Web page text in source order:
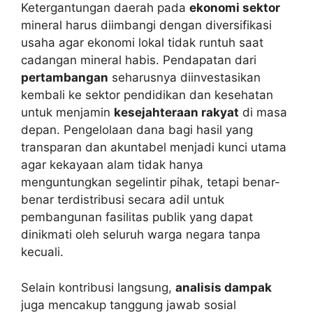
Ketergantungan daerah pada ekonomi sektor
mineral harus diimbangi dengan diversifikasi
usaha agar ekonomi lokal tidak runtuh saat
cadangan mineral habis. Pendapatan dari
pertambangan seharusnya diinvestasikan
kembali ke sektor pendidikan dan kesehatan
untuk menjamin kesejahteraan rakyat di masa
depan. Pengelolaan dana bagi hasil yang
transparan dan akuntabel menjadi kunci utama
agar kekayaan alam tidak hanya
menguntungkan segelintir pihak, tetapi benar-
benar terdistribusi secara adil untuk
pembangunan fasilitas publik yang dapat
dinikmati oleh seluruh warga negara tanpa
kecuali.
Selain kontribusi langsung, analisis dampak
juga mencakup tanggung jawab sosial